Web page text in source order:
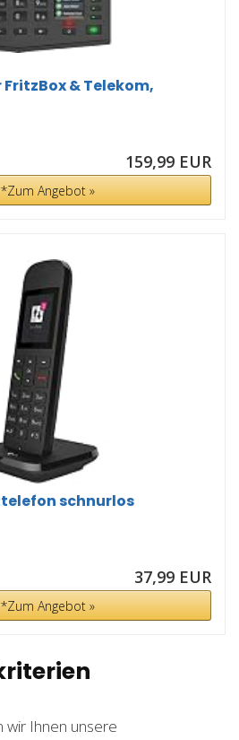
FritzBox & Telekom,
159,99 EUR
*Zum Angebot »
schnurlos
37,99 EUR
*Zum Angebot »
wir Ihnen unsere